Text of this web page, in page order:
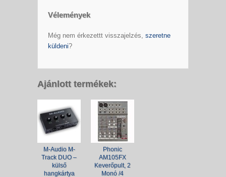
Vélemények
Még nem érkezettt visszajelzés, szeretne
küldeni?
Ajánlott termékek:
M-Audio M-
Track DUO –
külső
hangkártya
Phonic
AM105FX
Keverőpult, 2
Monó /4